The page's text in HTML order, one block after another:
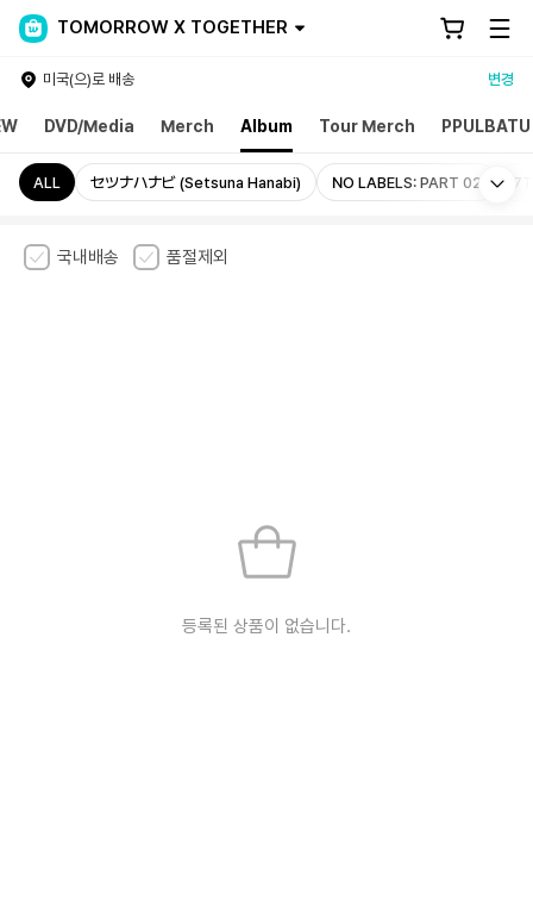
TOMORROW X TOGETHER
미국(으)로 배송 변경
DVD/Media Merch Album Tour Merch PPULBATU
ALL セツナハナビ (Setsuna Hanabi) NO LABELS: PART 02
국내배송 품절제외
등록된 상품이 없습니다.